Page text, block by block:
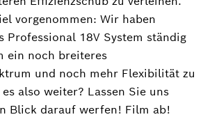
vorgenommen: Wir haben
Professional 18V System ständig
ein noch breiteres
und noch mehr Flexibilität zu
also weiter? Lassen Sie uns
Blick darauf werfen! Film ab!